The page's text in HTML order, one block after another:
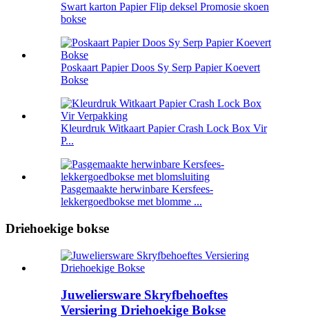
Swart karton Papier Flip deksel Promosie skoen
bokse
Poskaart Papier Doos Sy Serp Papier Koevert
Bokse
Kleurdruk Witkaart Papier Crash Lock Box Vir
P...
Pasgemaakte herwinbare Kersfees-
lekkergoedbokse met blomme ...
Driehoekige bokse
Juweliersware Skryfbehoeftes
Versiering Driehoekige Bokse